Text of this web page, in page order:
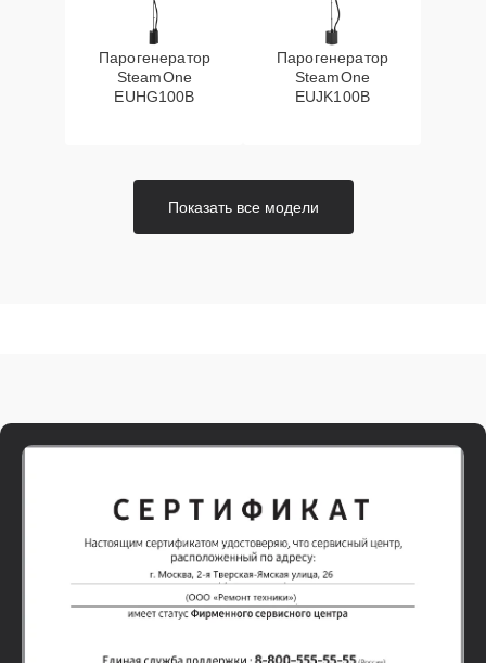
Парогенератор
SteamOne
EUHG100B
Парогенератор
SteamOne
EUJK100B
Показать все модели